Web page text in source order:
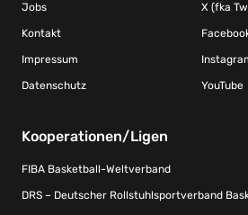
Jobs
Kontakt
Impressum
Datenschutz
X (fka
YouTube
Kooperationen/Ligen
FIBA Basketball-Weltverband
DRS – Deutscher Rollstuhlsportverband